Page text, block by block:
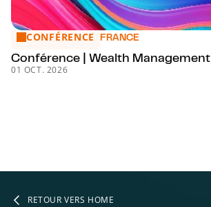
Conférence | Wealth Management
CONFÉRENCE FRANCE
Conférence | Wealth Management
01 OCT. 2026
RETOUR VERS HOME